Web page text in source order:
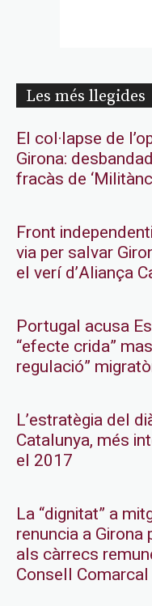
Les més llegides
El col·lapse de
Girona:
fracàs de
Front
via per salvar
el verí d’Aliança
Portugal acusa
“efecte crida”
regulació”
L’estratègia del
Catalunya, més
el 2017
La “dignitat” a
renuncia a Girona
als càrrecs
Consell Comarcal